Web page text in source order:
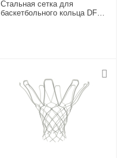
Стальная сетка для
баскетбольного кольца DFC